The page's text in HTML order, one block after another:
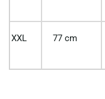
XXL 77 cm